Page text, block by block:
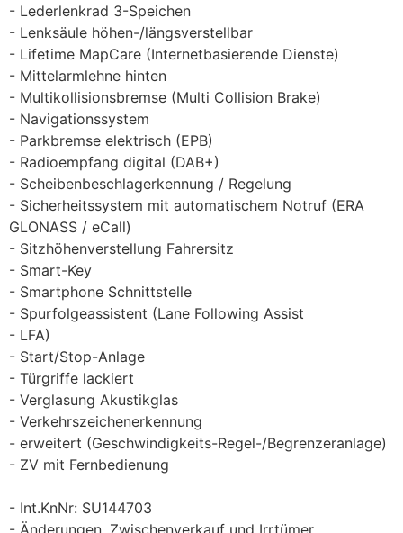
Lederlenkrad 3-Speichen
Lenksäule höhen-/längsverstellbar
Lifetime MapCare (Internetbasierende Dienste)
Mittelarmlehne hinten
Multikollisionsbremse (Multi Collision Brake)
Navigationssystem
Parkbremse elektrisch (EPB)
Radioempfang digital (DAB+)
Scheibenbeschlagerkennung / Regelung
Sicherheitssystem mit automatischem Notruf (ERA
GLONASS / eCall)
Sitzhöhenverstellung Fahrersitz
Smart-Key
Smartphone Schnittstelle
Spurfolgeassistent (Lane Following Assist
LFA)
Start/Stop-Anlage
Türgriffe lackiert
Verglasung Akustikglas
Verkehrszeichenerkennung
erweitert (Geschwindigkeits-Regel-/Begrenzeranlage)
ZV mit Fernbedienung
Int.KnNr: SU144703
Änderungen, Zwischenverkauf und Irrtümer